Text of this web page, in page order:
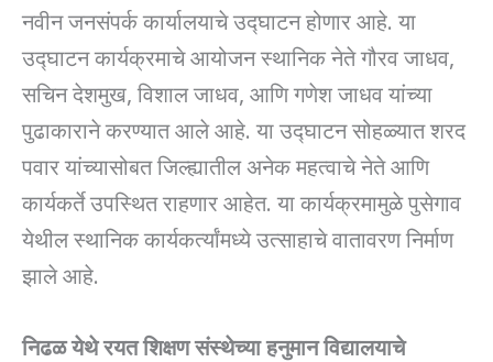
नवीन जनसंपर्क कार्यालयाचे उद्घाटन होणार आहे. या
उद्घाटन कार्यक्रमाचे आयोजन स्थानिक नेते गौरव जाधव,
सचिन देशमुख, विशाल जाधव, आणि गणेश जाधव यांच्या
पुढाकाराने करण्यात आले आहे. या उद्घाटन सोहळ्यात शरद
पवार यांच्यासोबत जिल्ह्यातील अनेक महत्वाचे नेते आणि
कार्यकर्ते उपस्थित राहणार आहेत. या कार्यक्रमामुळे पुसेगाव
येथील स्थानिक कार्यकर्त्यांमध्ये उत्साहाचे वातावरण निर्माण
झाले आहे.
निढळ येथे रयत शिक्षण संस्थेच्या हनुमान विद्यालयाचे